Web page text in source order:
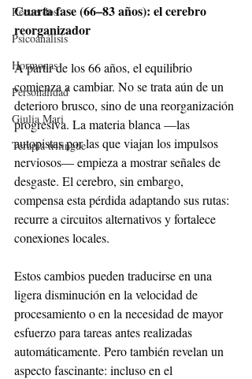
Recuerdos
Psicoanálisis
Hormonas
Personalidad
Giulia Mari
Terapia trilingüe
Cuarta fase (66–83 años): el cerebro
reorganizador
A partir de los 66 años, el equilibrio
comienza a cambiar. No se trata aún de un
deterioro brusco, sino de una reorganización
progresiva. La materia blanca —las
autopistas por las que viajan los impulsos
nerviosos— empieza a mostrar señales de
desgaste. El cerebro, sin embargo,
compensa esta pérdida adaptando sus rutas:
recurre a circuitos alternativos y fortalece
conexiones locales.
Estos cambios pueden traducirse en una
ligera disminución en la velocidad de
procesamiento o en la necesidad de mayor
esfuerzo para tareas antes realizadas
automáticamente. Pero también revelan un
aspecto fascinante: incluso en el